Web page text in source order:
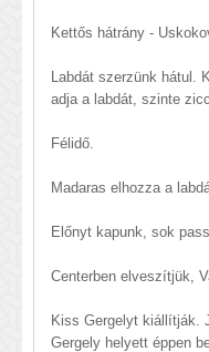
Kettős hátrány -
Labdát szerzünk hátul.
adja a labdát, szinte
Félidő.
Madaras elhozza a
Előnyt kapunk, sok
Centerben elveszítjük,
Kiss Gergelyt kiállítják.
Gergely helyett éppen